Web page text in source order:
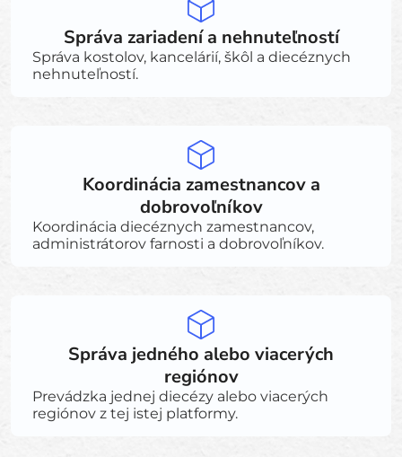
Správa zariadení a nehnuteľností
Správa kostolov, kancelárií, škôl a diecéznych
nehnuteľností.
Koordinácia zamestnancov a
dobrovoľníkov
Koordinácia diecéznych zamestnancov,
administrátorov farnosti a dobrovoľníkov.
Správa jedného alebo viacerých
regiónov
Prevádzka jednej diecézy alebo viacerých
regiónov z tej istej platformy.